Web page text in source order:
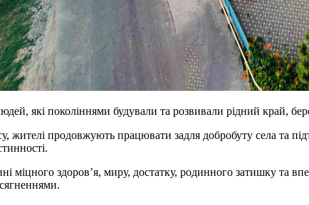
які поколіннями будували та розвивали рідний край,
жителі продовжують працювати задля добробуту села та
міцного здоров’я, миру, достатку, родинного затишку та